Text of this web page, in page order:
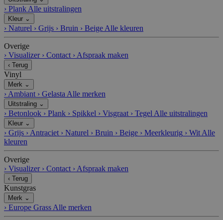
› Plank Alle uitstralingen
Kleur ⌄
› Naturel › Grijs › Bruin › Beige Alle kleuren
Overige
› Visualizer › Contact › Afspraak maken
‹ Terug
Vinyl
Merk ⌄
› Ambiant › Gelasta Alle merken
Uitstraling ⌄
› Betonlook › Plank › Spikkel › Visgraat › Tegel Alle uitstralingen
Kleur ⌄
› Grijs › Antraciet › Naturel › Bruin › Beige › Meerkleurig › Wit Alle
kleuren
Overige
› Visualizer › Contact › Afspraak maken
‹ Terug
Kunstgras
Merk ⌄
› Europe Grass Alle merken